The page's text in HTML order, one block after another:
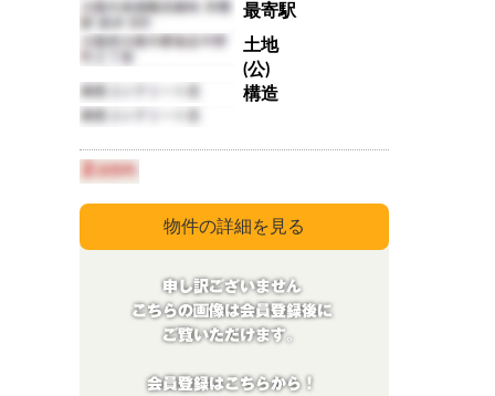
最寄駅
土地
(公)
構造